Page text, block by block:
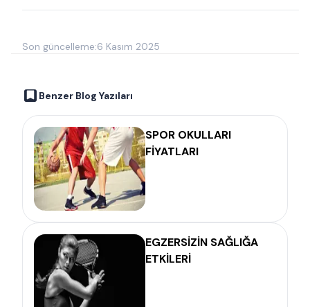
Son güncelleme:6 Kasım 2025
Benzer Blog Yazıları
SPOR OKULLARI
FİYATLARI
EGZERSİZİN SAĞLIĞA
ETKİLERİ